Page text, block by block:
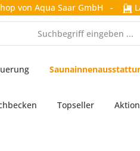
von Aqua Saar GmbH -
Topseller